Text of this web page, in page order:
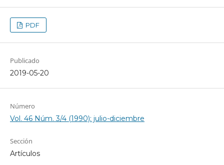
PDF
Publicado
2019-05-20
Número
Vol. 46 Núm. 3/4 (1990): julio-diciembre
Sección
Artículos